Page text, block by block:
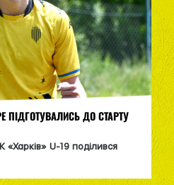
ПІДГОТУВАЛИСЬ ДО СТАРТУ
U-19 поділився